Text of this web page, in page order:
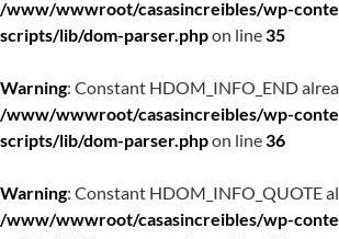
/www/wwwroot/casasincreibles/wp-
scripts/lib/dom-parser.phpon line35
Warning: Constant HDOM_INFO_END
/www/wwwroot/casasincreibles/wp-
scripts/lib/dom-parser.phpon line36
Warning: Constant HDOM_INFO_QUOTE
/www/wwwroot/casasincreibles/wp-